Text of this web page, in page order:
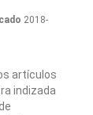
2018-
artículos
indizada